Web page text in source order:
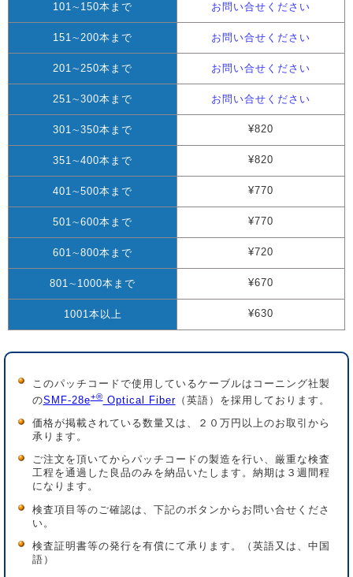
101∼150本まで お問い合せください
151∼200本まで お問い合せください
201∼250本まで お問い合せください
251∼300本まで お問い合せください
301∼350本まで ¥820
351∼400本まで ¥820
401∼500本まで ¥770
501∼600本まで ¥770
601∼800本まで ¥720
801∼1000本まで ¥670
1001本以上 ¥630
このパッチコードで使用しているケーブルはコーニング社製
のSMF-28e+®Optical Fiber（英語）を採用しております。
価格が掲載されている数量又は、２０万円以上のお取引から
承ります。
ご注文を頂いてからパッチコードの製造を行い、厳重な検査
工程を通過した良品のみを納品いたします。納期は３週間程
になります。
検査項目等のご確認は、下記のボタンからお問い合せくださ
い。
検査証明書等の発行を有償にて承ります。（英語又は、中国
語）